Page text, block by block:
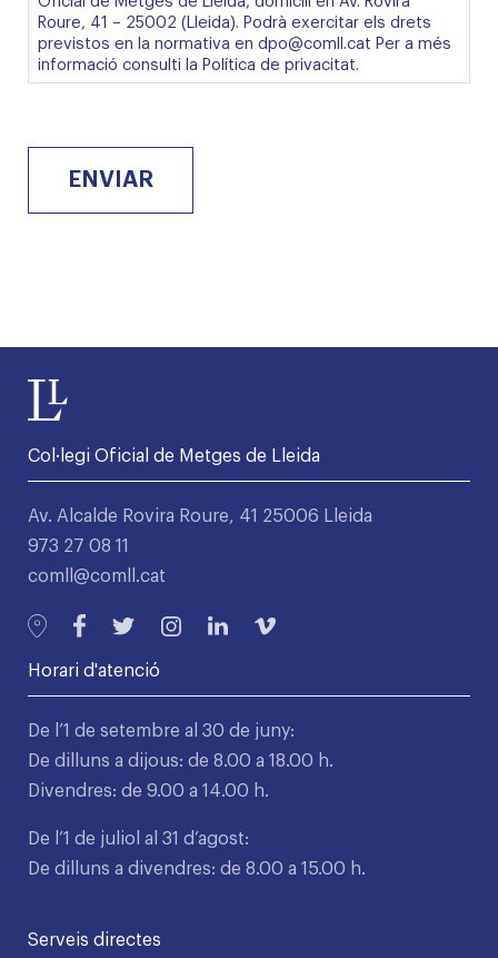
adjunta*
Roure, 41 – 25002 (Lleida). Podrà exercitar els drets
previstos en la normativa en dpo@comll.cat Per a més
informació consulti la Política de privacitat.
ENVIAR
Col·legi Oficial de Metges de Lleida
Av. Alcalde Rovira Roure, 41 25006 Lleida
973 27 08 11
comll@comll.cat
Horari d'atenció
De l’1 de setembre al 30 de juny:
De dilluns a dijous: de 8.00 a 18.00 h.
Divendres: de 9.00 a 14.00 h.
De l’1 de juliol al 31 d’agost:
De dilluns a divendres: de 8.00 a 15.00 h.
Serveis directes